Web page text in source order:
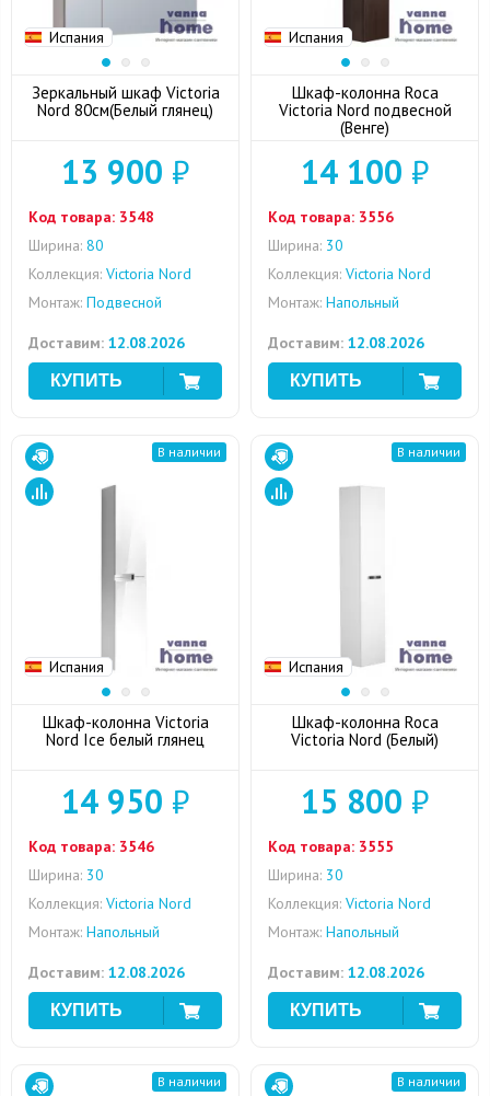
Испания
Зеркальный шкаф Victoria
Nord 80см(Белый глянец)
13 900 ₽
Код товара: 3548
Ширина: 80
Коллекция: Victoria Nord
Монтаж: Подвесной
Доставим: 12.08.2026
Испания
Шкаф-колонна Roca
Victoria Nord подвесной
(Венге)
14 100 ₽
Код товара: 3556
Ширина: 30
Коллекция: Victoria Nord
Монтаж: Напольный
Доставим: 12.08.2026
Испания
В наличии
Шкаф-колонна Victoria
Nord Ice белый глянец
14 950 ₽
Код товара: 3546
Ширина: 30
Коллекция: Victoria Nord
Монтаж: Напольный
Доставим: 12.08.2026
Испания
В наличии
Шкаф-колонна Roca
Victoria Nord (Белый)
15 800 ₽
Код товара: 3555
Ширина: 30
Коллекция: Victoria Nord
Монтаж: Напольный
Доставим: 12.08.2026
В наличии В наличии